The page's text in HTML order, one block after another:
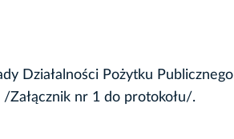
Działalności Pożytku Publicznego
Załącznik nr 1 do protokołu/.